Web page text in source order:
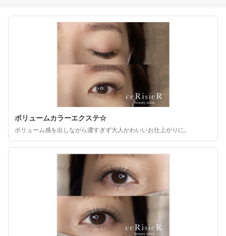
ボリュームカラーエクステ☆
ボリューム感を出しながら濃すぎず大人かわいいお仕上がりに。